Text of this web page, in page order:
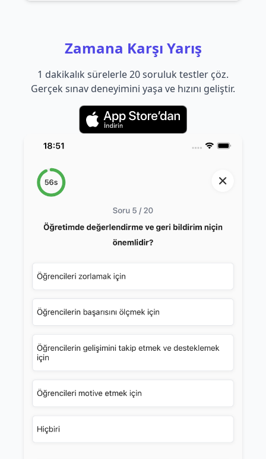
Zamana Karşı Yarış
1 dakikalık sürelerle 20 soruluk testler çöz.
Gerçek sınav deneyimini yaşa ve hızını geliştir.